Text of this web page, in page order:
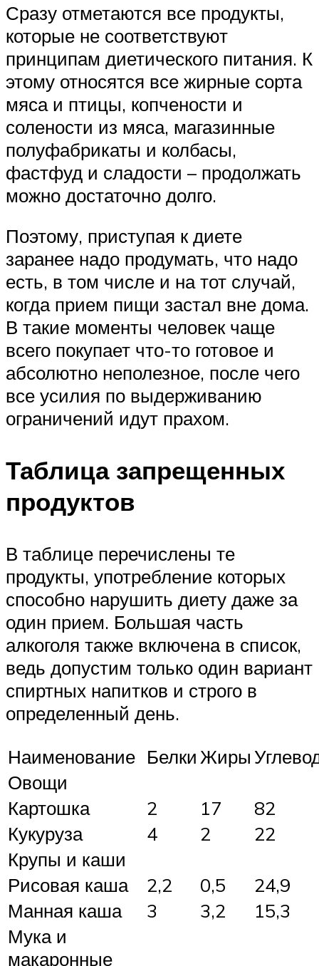
Сразу отметаются все продукты,
которые не соответствуют
принципам диетического питания. К
этому относятся все жирные сорта
мяса и птицы, копчености и
солености из мяса, магазинные
полуфабрикаты и колбасы,
фастфуд и сладости – продолжать
можно достаточно долго.
Поэтому, приступая к диете
заранее надо продумать, что надо
есть, в том числе и на тот случай,
когда прием пищи застал вне дома.
В такие моменты человек чаще
всего покупает что-то готовое и
абсолютно неполезное, после чего
все усилия по выдерживанию
ограничений идут прахом.
Таблица запрещенных
продуктов
В таблице перечислены те
продукты, употребление которых
способно нарушить диету даже за
один прием. Большая часть
алкоголя также включена в список,
ведь допустим только один вариант
спиртных напитков и строго в
определенный день.
Наименование Белки Жиры
Овощи
Картошка
2 17
82
Кукуруза
4 2
22
Крупы и каши
Рисовая каша
2,2 0,5
24,9
Манная каша
3 3,2
15,3
Мука и
макаронные